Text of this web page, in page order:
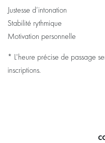
Justesse d’intonation
Stabilité rythmique
Motivation personnelle
* L'heure précise de passage
inscriptions.